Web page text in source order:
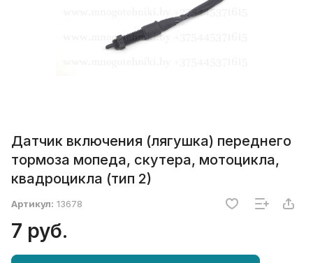
Датчик включения (лягушка) переднего
тормоза мопеда, скутера, мотоцикла,
квадроцикла (тип 2)
Артикул: 13678
7 руб.